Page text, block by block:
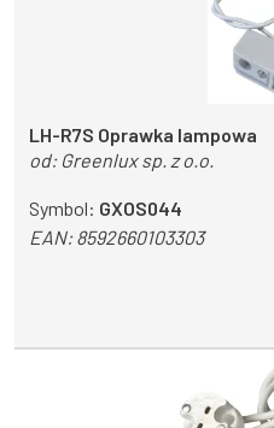
LH-R7S Oprawka lampowa
od: Greenlux sp. z o.o.
Symbol: GXOS044
EAN:8592660103303